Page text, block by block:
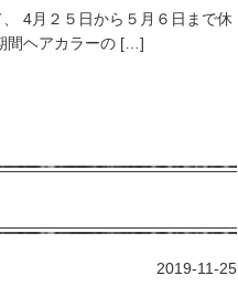
4月２５日から５月６日まで休
間ヘアカラーの […]
2019-11-25